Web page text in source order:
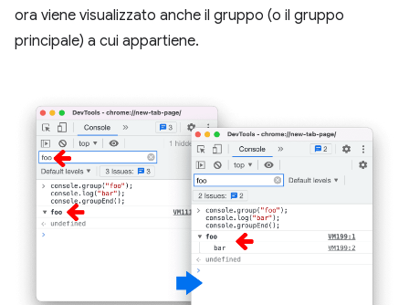
ora viene visualizzato anche il gruppo (o il gruppo
principale) a cui appartiene.